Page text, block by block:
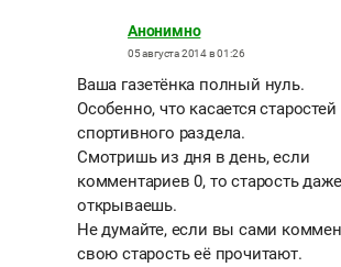
Анонимно
05 августа 2014 в 01:26
Ваша газетёнка полный нуль.
Особенно, что касается старостей
спортивного раздела.
Смотришь из дня в день, если
комментариев 0, то старость
открываешь.
Не думайте, если вы сами
свою старость её прочитают.